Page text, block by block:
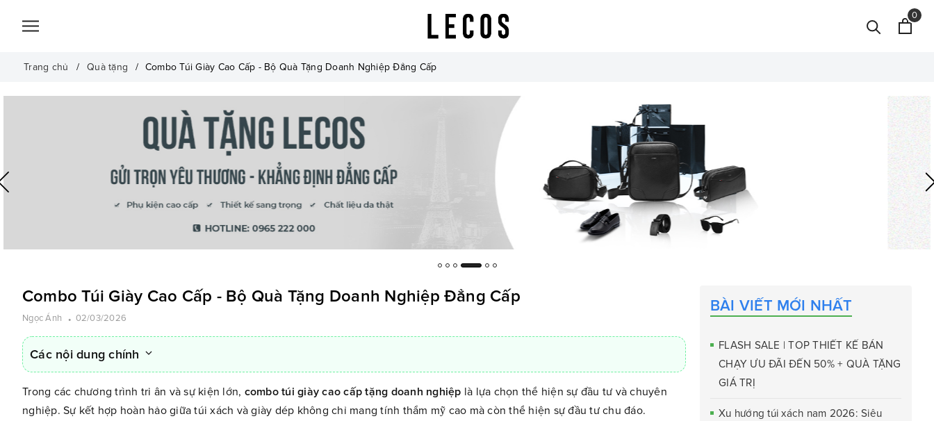
0
Trang chủ Quà tặng Combo Túi Giày Cao Cấp - Bộ Quà Tặng Doanh Nghiệp Đẳng Cấp
Combo Túi Giày Cao Cấp - Bộ Quà Tặng Doanh Nghiệp Đẳng Cấp
Ngọc Ánh 02/03/2026
Các nội dung chính
Trong các chương trình tri ân và sự kiện lớn, combo túi giày cao cấp tặng doanh nghiệp là lựa chọn thể hiện sự đầu tư và chuyên
nghiệp. Sự kết hợp hoàn hảo giữa túi xách và giày dép không chỉ mang tính thẩm mỹ cao mà còn thể hiện sự đầu tư chu đáo.
BÀI VIẾT MỚI NHẤT
FLASH SALE | TOP THIẾT KẾ BÁN
CHẠY ƯU ĐÃI ĐẾN 50% + QUÀ TẶNG
GIÁ TRỊ
Xu hướng túi xách nam 2026: Siêu